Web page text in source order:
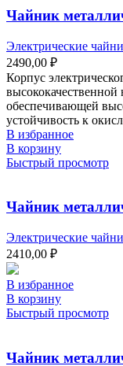
Чайник
Электрические
2490,00 ₽
Корпус
обеспечивающей
устойчивость к
В избранное
В корзину
Быстрый просмотр
Чайник
Электрические
2410,00 ₽
В избранное
В корзину
Быстрый просмотр
Чайник